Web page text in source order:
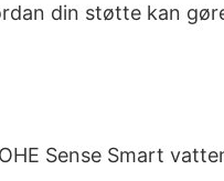
din støtte kan
Sense Smart